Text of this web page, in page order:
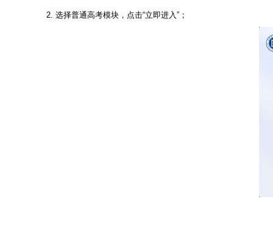
2. 选择普通高考模块，点击“立即进入”；